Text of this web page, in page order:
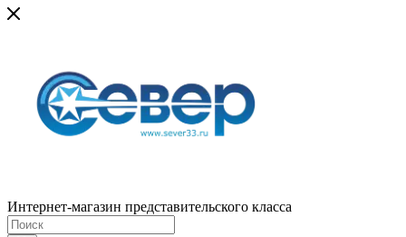
Интернет-магазин представительского класса